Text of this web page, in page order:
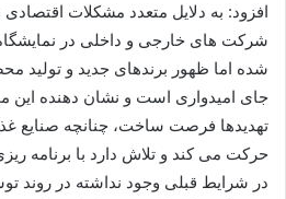
افزود: به دلایل متعدد مشکلات
شرکت های خارجی و داخلی در
شده اما ظهور برندهای جدید و تولید
جای امیدواری است و نشان دهنده این
تهدیدها فرصت ساخت، چنانچه صنایع
حرکت می کند و تلاش دارد با برنامه
در شرایط قبلی وجود نداشته در روند